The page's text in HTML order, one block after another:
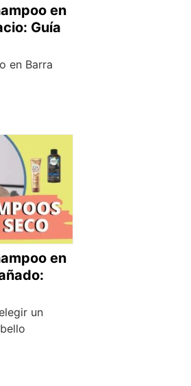
en
Guía
en Barra
en
un